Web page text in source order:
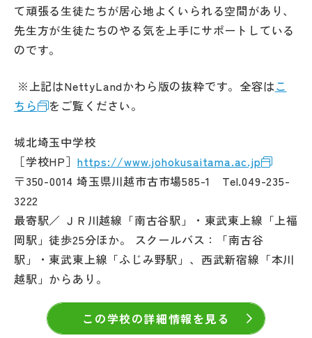
て頑張る生徒たちが居心地よくいられる空間があり、
先生方が生徒たちのやる気を上手にサポートしている
のです。
※上記はNettyLandかわら版の抜粋です。全容はこ
ちら
をご覧ください。
城北埼玉中学校
［学校HP］ https://www.johokusaitama.ac.jp
〒350-0014 埼玉県川越市古市場585-1 Tel.049-235-
3222
最寄駅／ ＪＲ川越線「南古谷駅」・東武東上線「上福
岡駅」徒歩25分ほか。 スクールバス：「南古谷
駅」・東武東上線「ふじみ野駅」、西武新宿線「本川
越駅」からあり。
この学校の詳細情報を見る